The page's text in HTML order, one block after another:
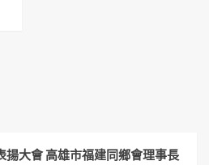
揚大會 高雄市福建同鄉會理事長